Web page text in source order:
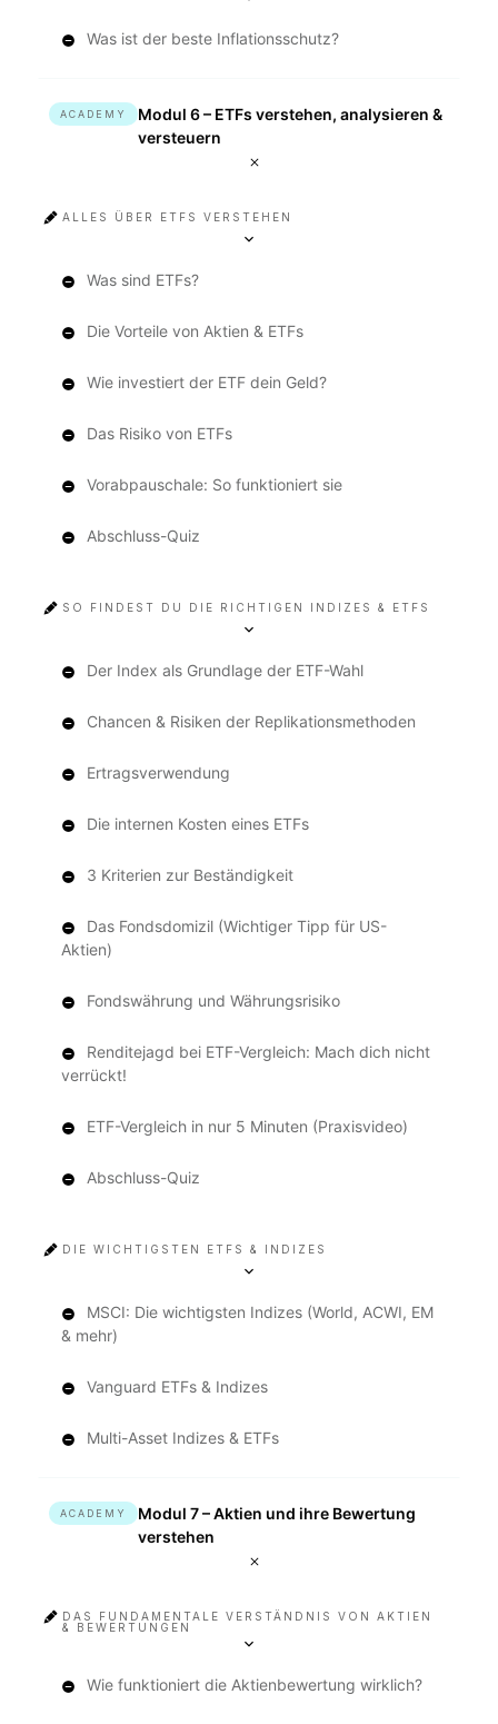
Was ist der beste Inflationsschutz?
ACADEMY
Modul 6 – ETFs verstehen, analysieren &
versteuern
ALLES ÜBER ETFS VERSTEHEN
Was sind ETFs?
Die Vorteile von Aktien & ETFs
Wie investiert der ETF dein Geld?
Das Risiko von ETFs
Vorabpauschale: So funktioniert sie
Abschluss-Quiz
SO FINDEST DU DIE RICHTIGEN INDIZES & ETFS
Der Index als Grundlage der ETF-Wahl
Chancen & Risiken der Replikationsmethoden
Ertragsverwendung
Die internen Kosten eines ETFs
3 Kriterien zur Beständigkeit
Das Fondsdomizil (Wichtiger Tipp für US-
Aktien)
Fondswährung und Währungsrisiko
Renditejagd bei ETF-Vergleich: Mach dich nicht
verrückt!
ETF-Vergleich in nur 5 Minuten (Praxisvideo)
Abschluss-Quiz
DIE WICHTIGSTEN ETFS & INDIZES
MSCI: Die wichtigsten Indizes (World, ACWI, EM
& mehr)
Vanguard ETFs & Indizes
Multi-Asset Indizes & ETFs
ACADEMY
Modul 7 – Aktien und ihre Bewertung
verstehen
DAS FUNDAMENTALE VERSTÄNDNIS VON AKTIEN
& BEWERTUNGEN
Wie funktioniert die Aktienbewertung wirklich?